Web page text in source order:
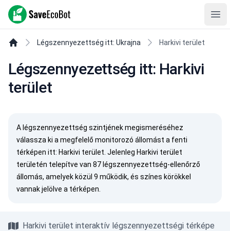
SaveEcoBot
Légszennyezettség itt: Ukrajna Harkivi terület
Légszennyezettség itt: Harkivi
terület
A légszennyezettség szintjének megismeréséhez
válassza ki a megfelelő monitorozó állomást a fenti
térképen itt: Harkivi terület. Jelenleg Harkivi terület
területén telepítve van 87 légszennyezettség-ellenőrző
állomás, amelyek közül 9 működik, és színes körökkel
vannak jelölve a térképen.
Harkivi terület interaktív légszennyezettségi térképe